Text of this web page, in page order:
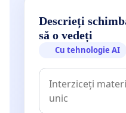
Descrieți
să o vedeți
Cu tehnologie AI